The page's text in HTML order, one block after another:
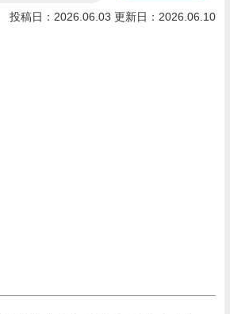
投稿日：2026.06.03 更新日：2026.06.10